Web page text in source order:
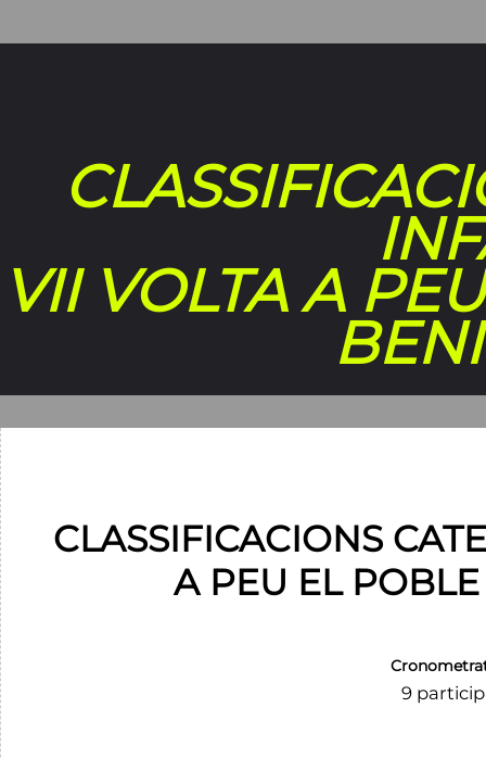
VII VOLTA A
CLASSIFICACIONS
A PEU EL
9